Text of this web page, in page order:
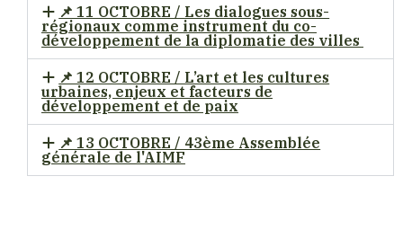
​📌 11 OCTOBRE / Les dialogues sous-
régionaux comme instrument du co-
développement de la diplomatie des villes
📌​ 12 OCTOBRE / L’art et les cultures
urbaines, enjeux et facteurs de
développement et de paix
📌​ 13 OCTOBRE / 43ème Assemblée
générale de l'AIMF